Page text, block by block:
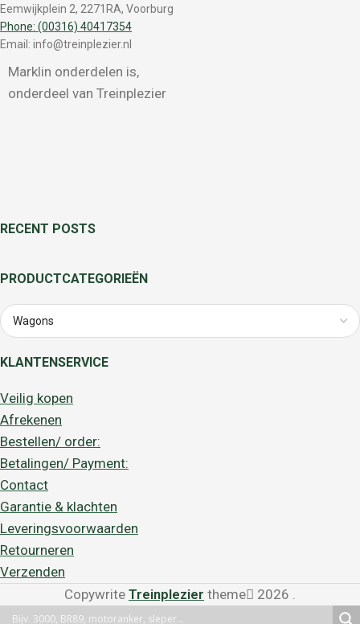
Eemwijkplein 2, 2271RA, Voorburg
Phone: (00316) 40417354
Email: info@treinplezier.nl
Marklin onderdelen is,
onderdeel van Treinplezier
RECENT POSTS
PRODUCTCATEGORIEËN
KLANTENSERVICE
Veilig kopen
Afrekenen
Bestellen/ order:
Betalingen/ Payment:
Contact
Garantie & klachten
Leveringsvoorwaarden
Retourneren
Verzenden
Copywrite Treinplezier theme 2026